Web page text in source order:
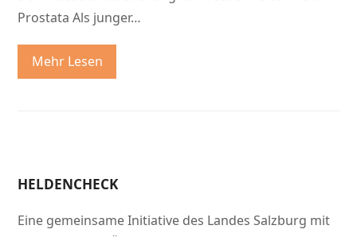
Prostata Als junger…
Mehr Lesen
HELDENCHECK
Eine gemeinsame Initiative des Landes Salzburg mit